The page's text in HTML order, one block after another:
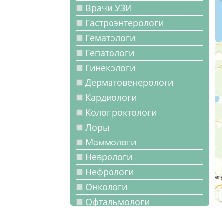
Врачи УЗИ
Гастроэнтерологи
Гематологи
Гепатологи
Гинекологи
Дерматовенерологи
Кардиологи
Колопроктологи
Лоры
Маммологи
Неврологи
Нефрологи
Онкологи
Офтальмологи